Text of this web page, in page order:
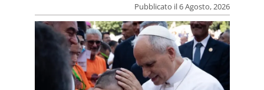
Pubblicato il 6 Agosto, 2026